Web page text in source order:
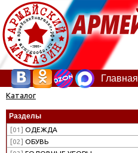
Главная
Каталог
Разделы
[01] ОДЕЖДА
[02] ОБУВЬ